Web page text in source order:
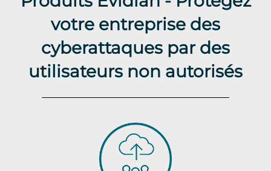
votre entreprise des
cyberattaques par des
utilisateurs non autorisés